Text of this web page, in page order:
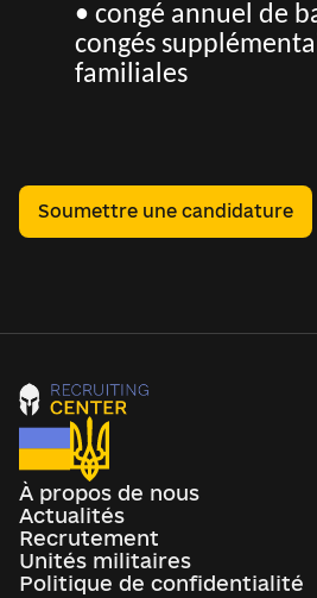
• congé annuel de
congés
familiales
Soumettre une candidature
À propos de nous
Actualités
Recrutement
Unités militaires
Politique de confidentialité